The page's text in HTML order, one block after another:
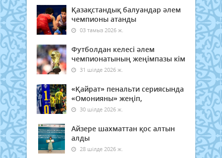
Қазақстандық балуандар әлем
чемпионы атанды
03 тамыз 2026 ж.
Футболдан келесі әлем
чемпионатының жеңімпазы кім
31 шілде 2026 ж.
«Қайрат» пенальти сериясында
«Омонияны» жеңіп,
30 шілде 2026 ж.
Айзере шахматтан қос алтын
алды
28 шілде 2026 ж.